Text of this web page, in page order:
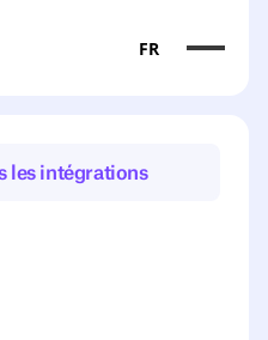
FR
les intégrations